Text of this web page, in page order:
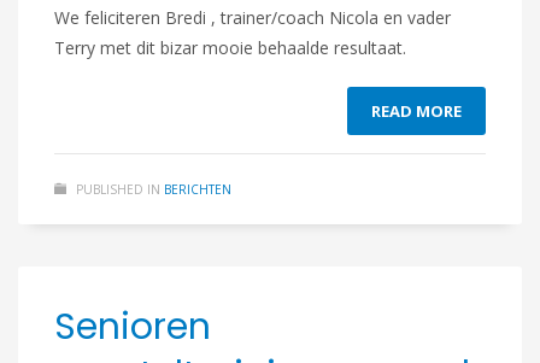
We feliciteren Bredi , trainer/coach Nicola en vader
Terry met dit bizar mooie behaalde resultaat.
READ MORE
PUBLISHED IN BERICHTEN
Senioren